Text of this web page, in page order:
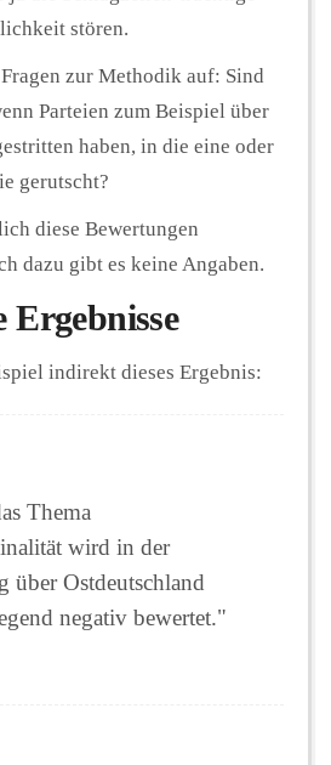
stören.
zur Methodik auf: Sind
Parteien zum Beispiel über
haben, in die eine oder
gerutscht?
diese Bewertungen
dazu gibt es keine Angaben.
indirekt dieses Ergebnis:
Thema
wird in der
über Ostdeutschland
negativ bewertet."